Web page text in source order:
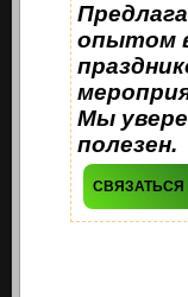
опытом
Мы
полезен.
СВЯЗАТЬСЯ